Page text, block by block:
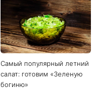
Самый популярный летний
салат: готовим «Зеленую
богиню»